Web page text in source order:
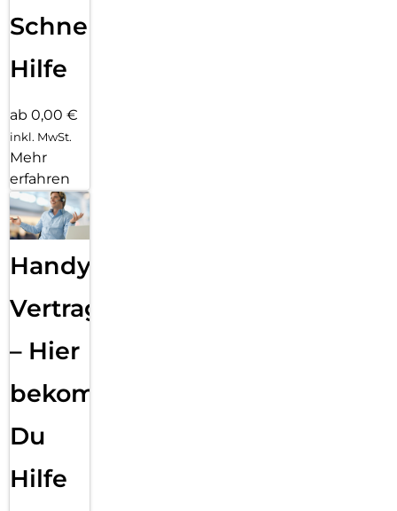
Schnelle
Hilfe
ab 0,00 €
inkl. MwSt.
Mehr
erfahren
Handy
Vertragsabwicklung
– Hier
bekommst
Du
Hilfe